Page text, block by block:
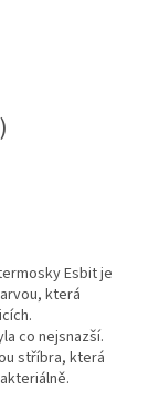
Esbit je
která
co nejsnazší.
stříbra, která